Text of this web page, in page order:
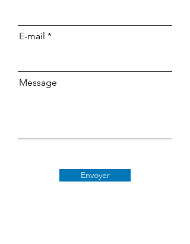
E-mail
Message
Envoyer